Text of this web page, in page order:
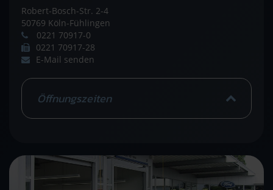
Robert-Bosch-Str. 2-4
50769 Köln-Fühlingen
0221 70917-0
0221 70917-28
E-Mail senden
Öffnungszeiten